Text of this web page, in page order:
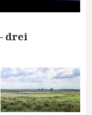
drei